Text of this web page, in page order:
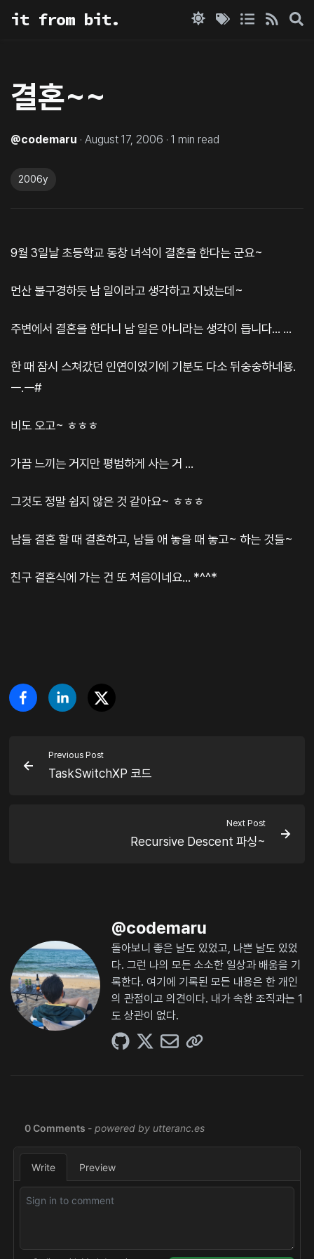
it from bit.
결혼~~
@codemaru · August 17, 2006 · 1 min read
2006y
9월 3일날 초등학교 동창 녀석이 결혼을 한다는 군요~
먼산 불구경하듯 남 일이라고 생각하고 지냈는데~
주변에서 결혼을 한다니 남 일은 아니라는 생각이 듭니다... ...
한 때 잠시 스쳐갔던 인연이었기에 기분도 다소 뒤숭숭하네용.
ㅡ.ㅡ#
비도 오고~ ㅎㅎㅎ
가끔 느끼는 거지만 평범하게 사는 거 ...
그것도 정말 쉽지 않은 것 같아요~ ㅎㅎㅎ
남들 결혼 할 때 결혼하고, 남들 애 놓을 때 놓고~ 하는 것들~
친구 결혼식에 가는 건 또 처음이네요... *^^*
Previous Post
TaskSwitchXP 코드
Next Post
Recursive Descent 파싱~
@codemaru
돌아보니 좋은 날도 있었고, 나쁜 날도 있었
다. 그런 나의 모든 소소한 일상과 배움을 기
록한다. 여기에 기록된 모든 내용은 한 개인
의 관점이고 의견이다. 내가 속한 조직과는 1
도 상관이 없다.